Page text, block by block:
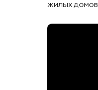
жилых